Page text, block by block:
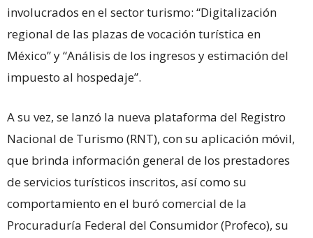
involucrados en el sector turismo: “Digitalización
regional de las plazas de vocación turística en
México” y “Análisis de los ingresos y estimación del
impuesto al hospedaje”.
A su vez, se lanzó la nueva plataforma del Registro
Nacional de Turismo (RNT), con su aplicación móvil,
que brinda información general de los prestadores
de servicios turísticos inscritos, así como su
comportamiento en el buró comercial de la
Procuraduría Federal del Consumidor (Profeco), su